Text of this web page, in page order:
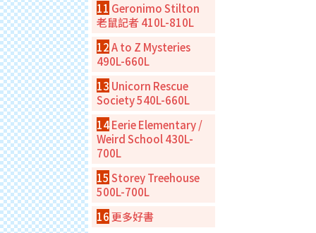
11 Geronimo Stilton
老鼠記者 410L-810L
12A to Z Mysteries
490L-660L
13 Unicorn Rescue
Society 540L-660L
14Eerie Elementary /
Weird School 430L-
700L
15 Storey Treehouse
500L-700L
16更多好書